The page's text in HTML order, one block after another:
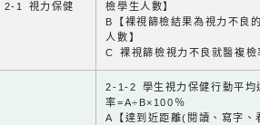
2-1 視力保健
檢學生人數】
B【裸視篩檢結果為視力不良
人數】
C 裸視篩檢視力不良就醫複檢
2-1-2 學生視力保健行動平均
率=A÷B×100％
A【達到近距離(閱讀、寫字、